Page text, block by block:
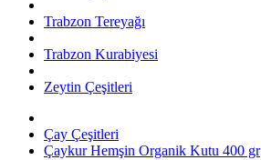
Trabzon Tereyağı
Trabzon Kurabiyesi
Zeytin Çeşitleri
Çay Çeşitleri
Çaykur Hemşin Organik Kutu 400 gr